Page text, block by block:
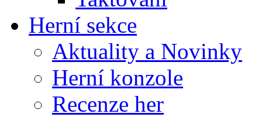
Herní sekce
Aktuality a Novinky
Herní konzole
Recenze her